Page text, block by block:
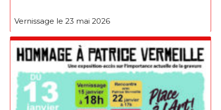
Vernissage le 23 mai 2026